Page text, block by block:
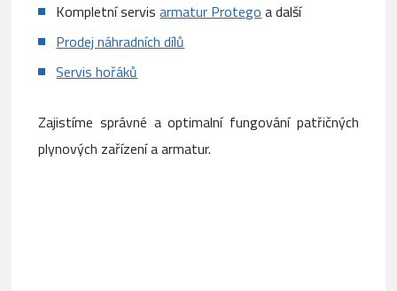
Kompletní servisarmatur Protego a další
Prodej náhradních dílů
Servis hořáků
Zajistíme správné a optimalní fungování patřičných
plynových zařízení a armatur.